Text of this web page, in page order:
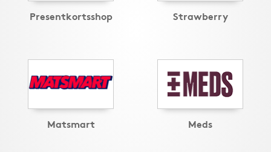
Presentkortsshop Strawberry
Matsmart Meds